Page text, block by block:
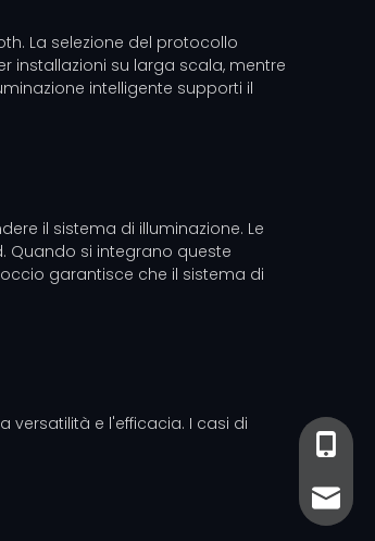
La selezione del protocollo
installazioni su larga scala, mentre
intelligente supporti il
il sistema di illuminazione. Le
Quando si integrano queste
garantisce che il sistema di
versatilità e l'efficacia. I casi di
+86-
+86-